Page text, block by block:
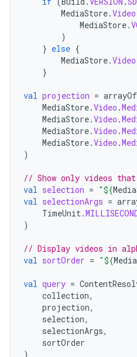
MediaStore.Video
MediaStore.
)
} else {
MediaStore.Video
}
val projection = arrayOf
MediaStore.Video .
MediaStore.Video .
MediaStore.Video .
MediaStore.Video .
)
// Show only videos
val selection = "${
val selectionArgs =
TimeUnit.
)
// Display videos in
val sortOrder = "${
val query =
collection,
projection,
selection,
selectionArgs,
sortOrder
)